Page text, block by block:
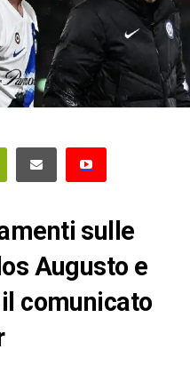
sulle
Augusto e
comunicato